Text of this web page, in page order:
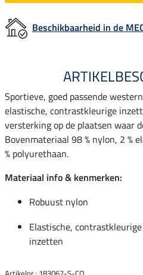
Beschikbaarheid in de
Sportieve, goed passende
elastische, contrastkleurige
versterking op de plaatsen waar
Bovenmateriaal 98 % nylon, 2 %
% polyurethaan.
Materiaal info & kenmerken:
Robuust nylon
Elastische, contrastkleurige
inzetten